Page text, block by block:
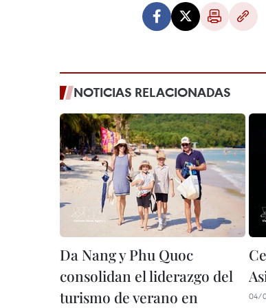
NOTICIAS RELACIONADAS
Da Nang y Phu Quoc
consolidan el liderazgo del
turismo de verano en
04/